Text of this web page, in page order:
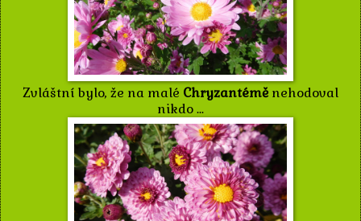
Zvláštní bylo, že na malé Chryzantémě nehodoval
nikdo ...